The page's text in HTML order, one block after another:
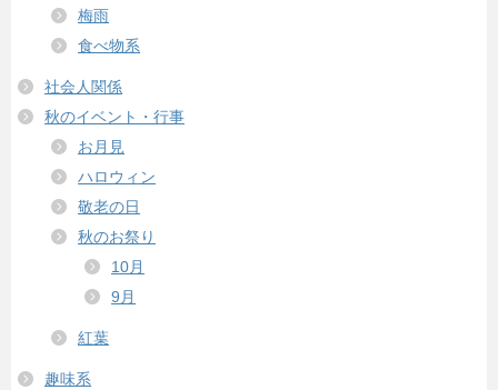
梅雨
食べ物系
社会人関係
秋のイベント・行事
お月見
ハロウィン
敬老の日
秋のお祭り
10月
9月
紅葉
趣味系